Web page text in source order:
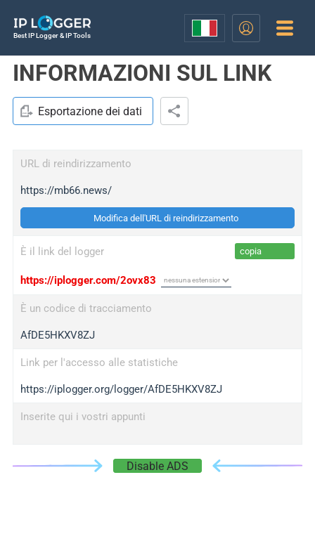
Best IP Logger & IP Tools
INFORMAZIONI SUL LINK
Esportazione dei dati
URL di reindirizzamento
https://mb66.news/
Modifica dell'URL di reindirizzamento
È il link del logger copia
https://iplogger.com/2ovx83
È un codice di tracciamento
AfDE5HKXV8ZJ
Link per l'accesso alle statistiche
https://iplogger.org/logger/AfDE5HKXV8ZJ
Inserite qui i vostri appunti
Disable ADS